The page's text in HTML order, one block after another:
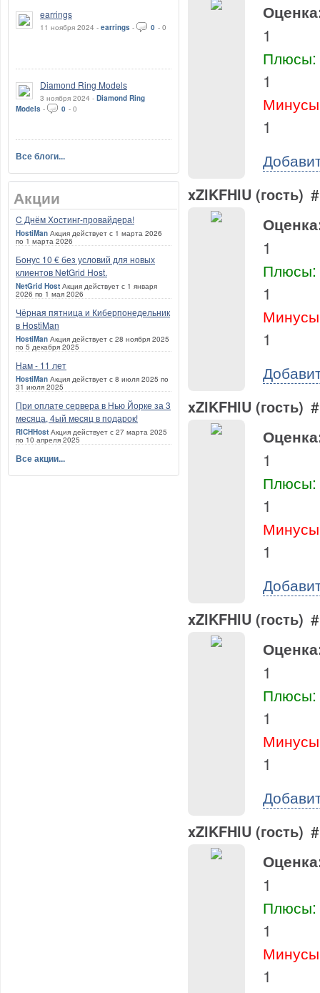
earrings
11 ноября 2024 - earrings - 0 - 0
Diamond Ring Models
3 ноября 2024 - Diamond Ring
Models - 0 - 0
Все блоги...
Акции
C Днём Хостинг-провайдера!
HostiMan Акция действует с 1 марта 2026
по 1 марта 2026
Бонус 10 € без условий для новых
клиентов NetGrid Host.
NetGrid Host Акция действует с 1 января
2026 по 1 мая 2026
Чёрная пятница и Киберпонедельник
в HostiMan
HostiMan Акция действует с 28 ноября 2025
по 5 декабря 2025
Нам - 11 лет
HostiMan Акция действует с 8 июля 2025 по
31 июля 2025
При оплате сервера в Нью Йорке за 3
месяца, 4ый месяц в подарок!
RICHHost Акция действует с 27 марта 2025
по 10 апреля 2025
Все акции...
1
Плюсы:
1
1
xZlKFHlU (гость) #
1
Плюсы:
1
1
xZlKFHlU (гость) #
1
Плюсы:
1
1
xZlKFHlU (гость) #
1
Плюсы:
1
1
xZlKFHlU (гость) #
1
Плюсы:
1
1